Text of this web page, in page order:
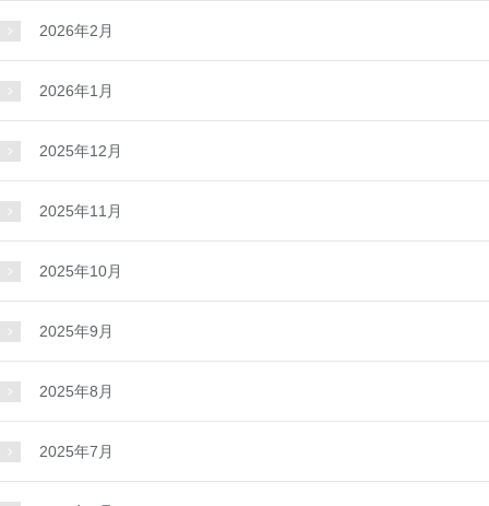
2026年2月
2026年1月
2025年12月
2025年11月
2025年10月
2025年9月
2025年8月
2025年7月